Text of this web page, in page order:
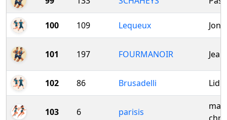
100 109 Lequeux
101 197 FOURMANOIR
102 86 Brusadelli
103 6 parisis